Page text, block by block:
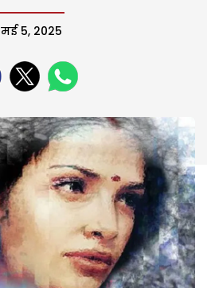
मई 5, 2025